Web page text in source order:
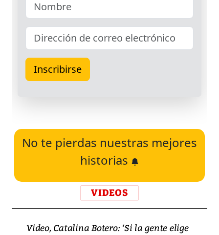
No te pierdas nuestras mejores
historias
VIDEOS
Video, Catalina Botero: ‘Si la gente elige